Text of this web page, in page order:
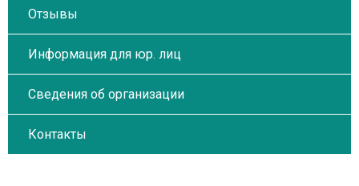
Отзывы
Информация для юр. лиц
Сведения об организации
Контакты